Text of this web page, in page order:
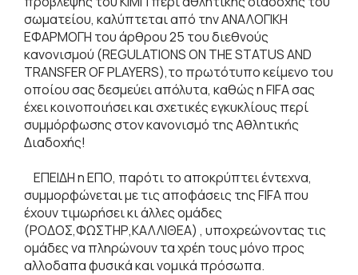
σωματείου, καλύπτεται από την ΑΝΑΛΟΓΙΚΗ
ΕΦΑΡΜΟΓΗ του άρθρου 25 του διεθνούς
κανονισμού (REGULATIONS ON THE STATUS AND
TRANSFER OF PLAYERS),το πρωτότυπο κείμενο του
οποίου σας δεσμεύει απόλυτα, καθώς η FIFA σας
έχει κοινοποιήσει και σχετικές εγκυκλίους περί
συμμόρφωσης στον κανονισμό της Αθλητικής
Διαδοχής!
ΕΠΕΙΔΗ η ΕΠΟ, παρότι το αποκρύπτει έντεχνα,
συμμορφώνεται με τις αποφάσεις της FIFA που
έχουν τιμωρήσει κι άλλες ομάδες
(ΡΟΔΟΣ,ΦΩΣΤΗΡ,ΚΑΛΛΙΘΕΑ) , υποχρεώνοντας τις
ομάδες να πληρώνουν τα χρέη τους μόνο προς
αλλοδαπα φυσικά και νομικά πρόσωπα.